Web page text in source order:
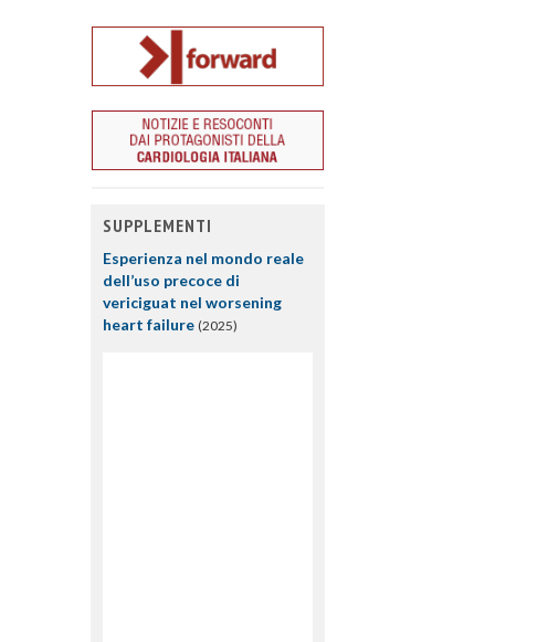
SUPPLEMENTI
Esperienza nel mondo reale
dell’uso precoce di
vericiguat nel worsening
heart failure (2025)